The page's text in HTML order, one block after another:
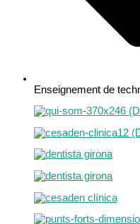
Enseignement de